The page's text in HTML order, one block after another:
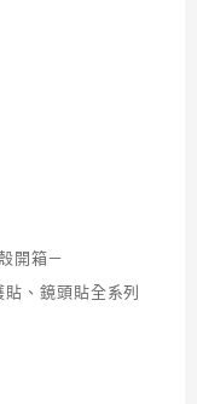
開箱－
、鏡頭貼全系列